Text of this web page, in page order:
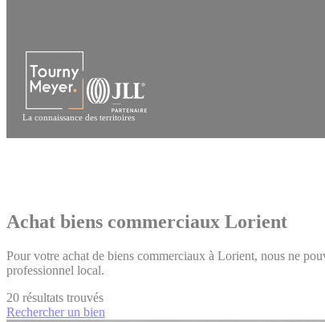
La connaissance des territoires
Achat biens commerciaux Lorient
Pour votre achat de biens commerciaux à Lorient, nous ne
professionnel local.
20 résultats trouvés
Rechercher un bien